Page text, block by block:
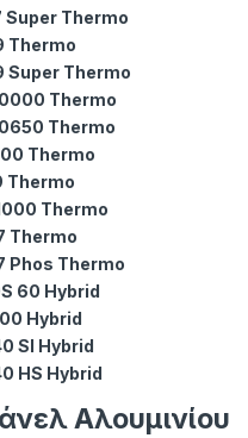
Super Thermo
Thermo
Super Thermo
Thermo
Thermo
Thermo
Thermo
Thermo
Thermo
Phos Thermo
60 Hybrid
Hybrid
SI Hybrid
HS Hybrid
Αλουμινίου